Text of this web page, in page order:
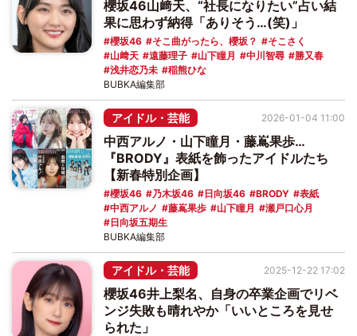
櫻坂46山﨑天、“社長になりたい”占い結
果に思わず納得「ありそう…(笑)」
櫻坂46 そこ曲がったら、櫻坂？
そこさく
山﨑天
遠藤理子 山下瞳月 中川智尋
勝又春
浅井恋乃未
稲熊ひな
BUBKA編集部
アイドル・芸能
中西アルノ・山下瞳月・藤嶌果歩…
『BRODY』表紙を飾ったアイドルたち
【新春特別企画】
櫻坂46 乃木坂46 日向坂46 BRODY
表紙
中西アルノ
藤嶌果歩 山下瞳月
瀬戸口心月
日向坂五期生
2026-01-04 11:00
BUBKA編集部
アイドル・芸能
櫻坂46井上梨名、自身の卒業企画でリベ
ンジ失敗も晴れやか「いいところを見せ
られた」
2025-12-22 17:02